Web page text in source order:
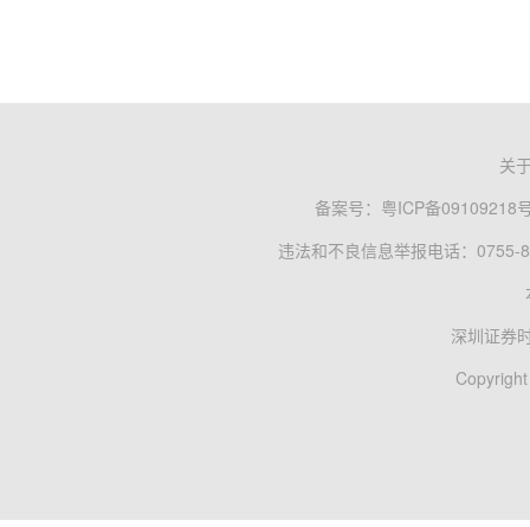
关
备案号： 粤ICP备09109218
违法和不良信息举报电话：0755-
深圳证券